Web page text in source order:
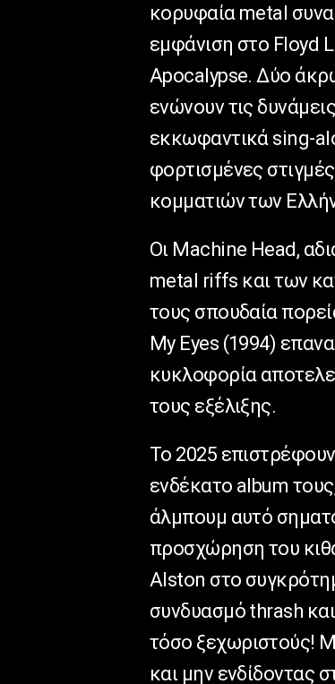
κορυφαία metal
εμφάνιση στο Floyd
Apocalypse. Δύο
ενώνουν τις
εκκωφαντικά sing-
φορτισμένες
κομματιών των
Οι Machine Head,
metal riffs και των
τους σπουδαία
My Eyes (1994)
κυκλοφορία
τους εξέλιξης.
Το 2025
ενδέκατο album
άλμπουμ αυτό
προσχώρηση του
Alston στο
συνδυασμό thrash
τόσο ξεχωριστούς!
και μην ενδίδοντας